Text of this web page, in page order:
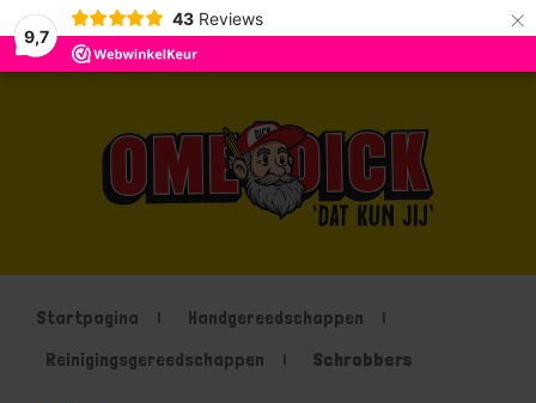
9,7
43 Reviews ×
Startpagina
Handgereedschappen
Reinigingsgereedschappen
Schrobbers